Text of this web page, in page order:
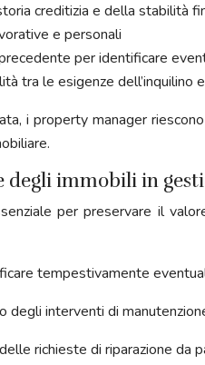
creditizia e della stabilità
e personali
per identificare
tra le esigenze dell’inquilino
i property manager
degli immobili in
per preservare il
tempestivamente
degli interventi di
richieste di riparazione da